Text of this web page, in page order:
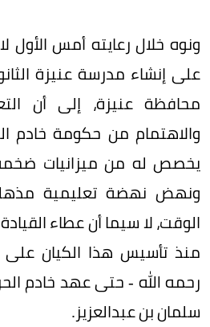
على إنشاء مدرسة عنيزة
محافظة عنيزة، إلى أن
والاهتمام من حكومة خادم
يخصص له من ميزانيات
ونهض نهضة تعليمية
الوقت، لا سيما أن عطاء
منذ تأسيس هذا الكيان على
رحمه الله - حتى عهد خادم
سلمان بن عبدالعزيز.